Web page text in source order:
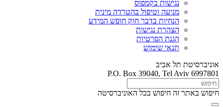
נגישות בקמפוס
מניעה וטיפול בהטרדה מינית
הנחיות בדבר חוק חופש המידע
הצהרת נגישות
הגנת הפרטיות
תנאי שימוש
אוניברסיטת תל אביב
P.O. Box 39040, Tel Aviv 6997801
חיפוש באתר זה חיפוש בכל האוניברסיטה